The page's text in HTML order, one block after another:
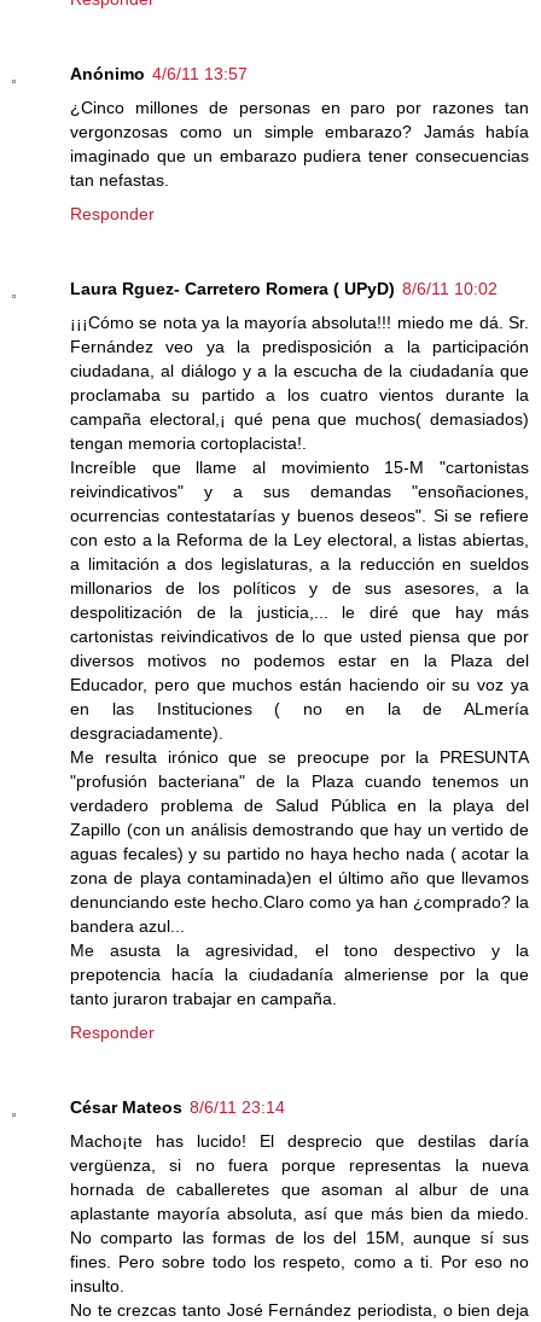
Anónimo 4/6/11 13:57
¿Cinco millones de personas en paro por razones tan
vergonzosas como un simple embarazo? Jamás había
imaginado que un embarazo pudiera tener consecuencias
tan nefastas.
Responder
Laura Rguez- Carretero Romera ( UPyD) 8/6/11 10:02
¡¡¡Cómo se nota ya la mayoría absoluta!!! miedo me dá. Sr.
Fernández veo ya la predisposición a la participación
ciudadana, al diálogo y a la escucha de la ciudadanía que
proclamaba su partido a los cuatro vientos durante la
campaña electoral,¡ qué pena que muchos( demasiados)
tengan memoria cortoplacista!.
Increíble que llame al movimiento 15-M "cartonistas
reivindicativos" y a sus demandas "ensoñaciones,
ocurrencias contestatarías y buenos deseos". Si se refiere
con esto a la Reforma de la Ley electoral, a listas abiertas,
a limitación a dos legislaturas, a la reducción en sueldos
millonarios de los políticos y de sus asesores, a la
despolitización de la justicia,... le diré que hay más
cartonistas reivindicativos de lo que usted piensa que por
diversos motivos no podemos estar en la Plaza del
Educador, pero que muchos están haciendo oir su voz ya
en las Instituciones ( no en la de ALmería
desgraciadamente).
Me resulta irónico que se preocupe por la PRESUNTA
"profusión bacteriana" de la Plaza cuando tenemos un
verdadero problema de Salud Pública en la playa del
Zapillo (con un análisis demostrando que hay un vertido de
aguas fecales) y su partido no haya hecho nada ( acotar la
zona de playa contaminada)en el último año que llevamos
denunciando este hecho.Claro como ya han ¿comprado? la
bandera azul...
Me asusta la agresividad, el tono despectivo y la
prepotencia hacía la ciudadanía almeriense por la que
tanto juraron trabajar en campaña.
Responder
César Mateos 8/6/11 23:14
Macho¡te has lucido! El desprecio que destilas daría
vergüenza, si no fuera porque representas la nueva
hornada de caballeretes que asoman al albur de una
aplastante mayoría absoluta, así que más bien da miedo.
No comparto las formas de los del 15M, aunque sí sus
fines. Pero sobre todo los respeto, como a ti. Por eso no
insulto.
No te crezcas tanto José Fernández periodista, o bien deja